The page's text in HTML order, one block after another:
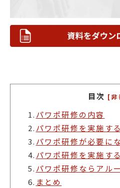
目次 [非
1. パワポ研修の内容
2. パワポ研修を実施す
3. パワポ研修が必要に
4. パワポ研修を実施す
5. パワポ研修ならアル
6. まとめ